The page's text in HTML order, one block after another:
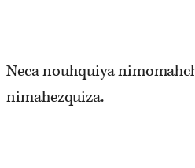
Neca nouhquiya
nimahezquiza.